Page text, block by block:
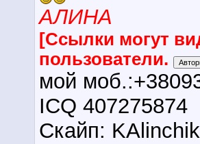
АЛИНА
[Ссылки могут
пользователи.
мой
ICQ 407275874
Скайп: